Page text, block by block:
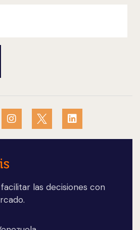
las decisiones con